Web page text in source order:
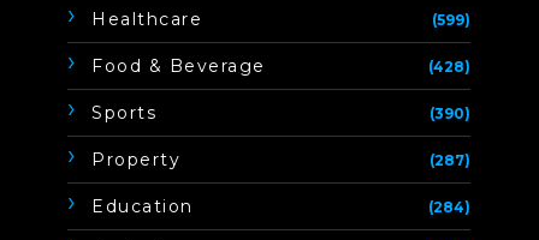
Healthcare (599)
Food & Beverage (428)
Sports (390)
Property (287)
Education (284)